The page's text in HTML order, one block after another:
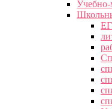
Учебно-